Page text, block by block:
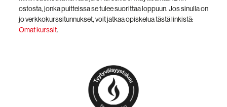
ostosta, jonka puitteissa se tulee suorittaa loppuun. Jos sinulla on
jo verkkokurssitunnukset, voit jatkaa opiskelua tästä linkistä:
Omat kurssit.